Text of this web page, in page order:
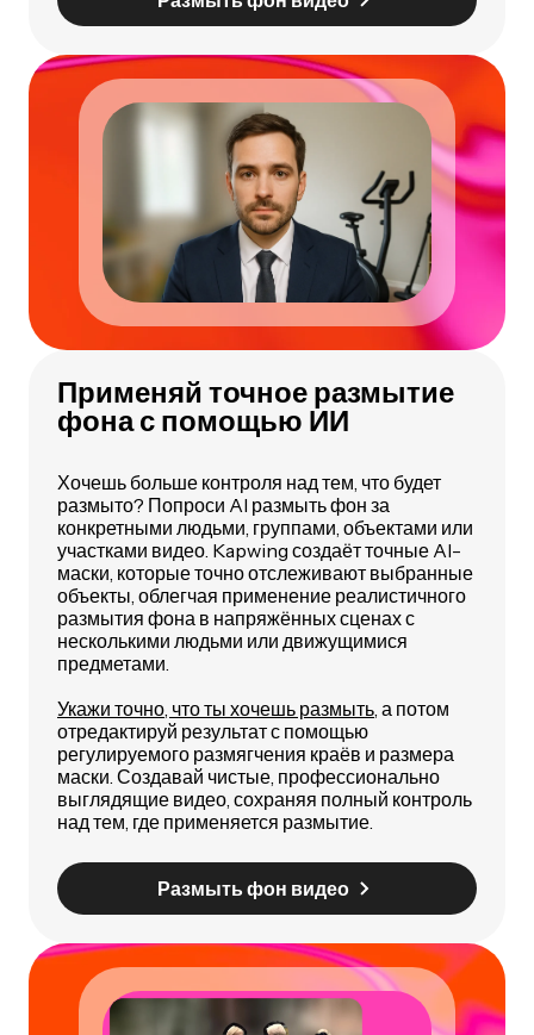
Применяй точное размытие
фона с помощью ИИ
Хочешь больше контроля над тем, что будет
размыто? Попроси AI размыть фон за
конкретными людьми, группами, объектами или
участками видео. Kapwing создаёт точные AI-
маски, которые точно отслеживают выбранные
объекты, облегчая применение реалистичного
размытия фона в напряжённых сценах с
несколькими людьми или движущимися
предметами.
Укажи точно, что ты хочешь размыть, а потом
отредактируй результат с помощью
регулируемого размягчения краёв и размера
маски. Создавай чистые, профессионально
выглядящие видео, сохраняя полный контроль
над тем, где применяется размытие.
Размыть фон видео